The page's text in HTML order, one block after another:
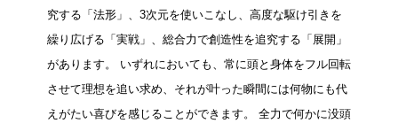
究する「法形」、3次元を使いこなし、高度な駆け引きを
繰り広げる「実戦」、総合力で創造性を追究する「展開」
があります。 いずれにおいても、常に頭と身体をフル回転
させて理想を追い求め、それが叶った瞬間には何物にも代
えがたい喜びを感じることができます。 全力で何かに没頭